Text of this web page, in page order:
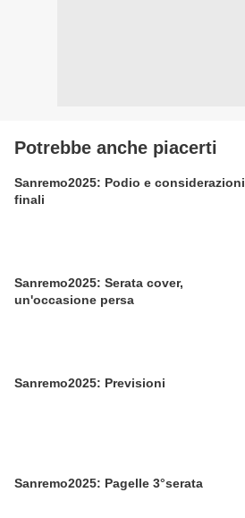
Potrebbe anche piacerti
Sanremo2025: Podio e considerazioni
finali
Sanremo2025: Serata cover,
un'occasione persa
Sanremo2025: Previsioni
Sanremo2025: Pagelle 3°serata